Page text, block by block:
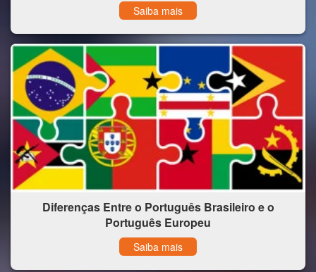
Saiba mais
Diferenças Entre o Português Brasileiro e o
Português Europeu
Saiba mais